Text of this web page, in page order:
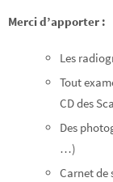
Merci d’apporter :
Les
Tout
CD des
Des
…)
Carnet de